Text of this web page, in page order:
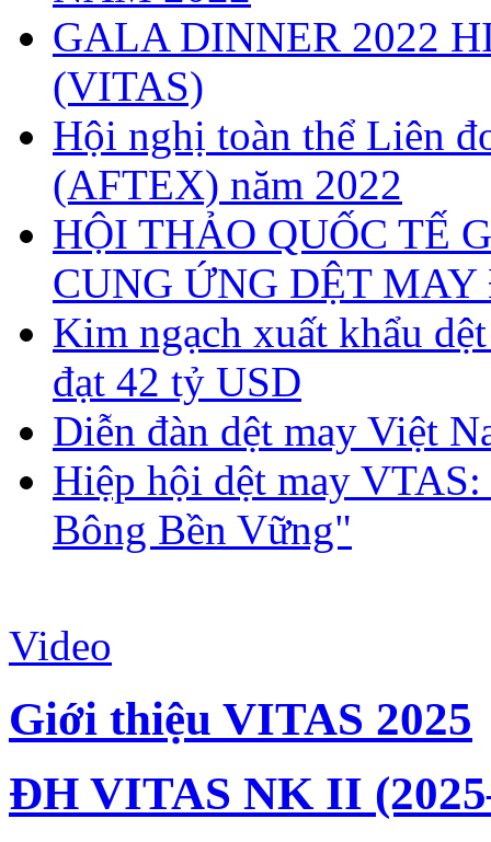
GALA DINNER 2022
(VITAS)
Hội nghị toàn thể Liên
(AFTEX) năm 2022
HỘI THẢO QUỐC TẾ
CUNG ỨNG DỆT
Kim ngạch xuất khẩu
đạt 42 tỷ USD
Diễn đàn dệt may Việt
Hiệp hội dệt may
Bông Bền Vững"
Video
Giới thiệu VITAS 2025
ĐH VITAS NK II